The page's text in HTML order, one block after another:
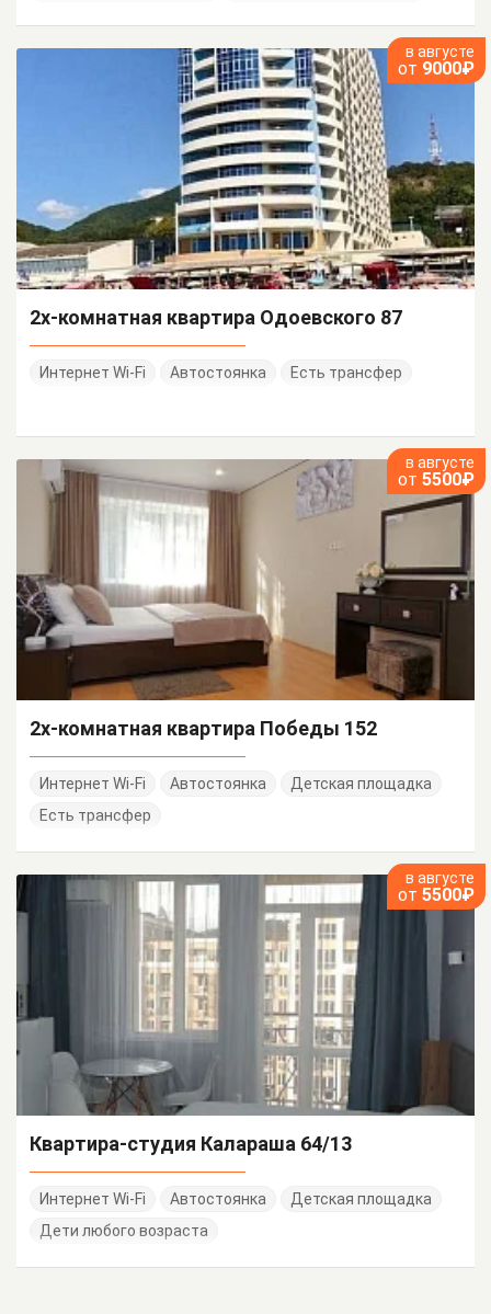
в августе
от 9000₽
2х-комнатная квартира Одоевского 87
Интернет Wi-Fi Автостоянка Есть трансфер
в августе
от 5500₽
2х-комнатная квартира Победы 152
Интернет Wi-Fi Автостоянка
Детская площадка
Есть трансфер
в августе
от 5500₽
Квартира-студия Калараша 64/13
Интернет Wi-Fi Автостоянка
Детская площадка
Дети любого возраста